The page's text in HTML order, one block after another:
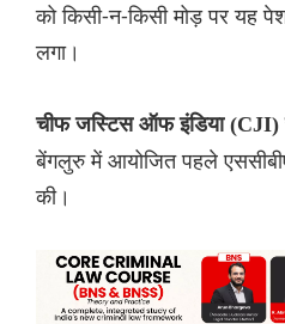
को किसी-न-किसी मोड़ पर यह
लगा।
चीफ जस्टिस ऑफ इंडिया (CJI)
बेंगलुरु में आयोजित पहले एससीबीए
की।